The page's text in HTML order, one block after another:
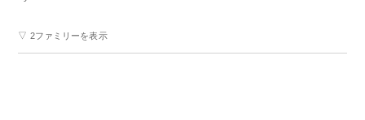
▽ 2ファミリーを表示